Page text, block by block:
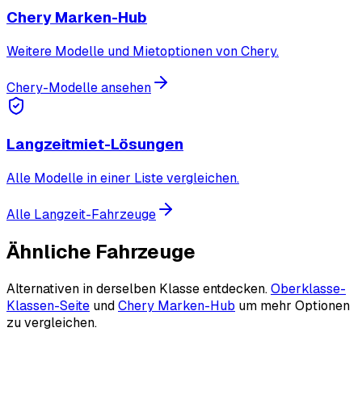
Chery Marken-Hub
Weitere Modelle und Mietoptionen von Chery.
Chery-Modelle ansehen
Langzeitmiet-Lösungen
Alle Modelle in einer Liste vergleichen.
Alle Langzeit-Fahrzeuge
Ähnliche Fahrzeuge
Alternativen in derselben Klasse entdecken.Oberklasse-
Klassen-Seite undChery Marken-Hub um mehr Optionen
zu vergleichen.